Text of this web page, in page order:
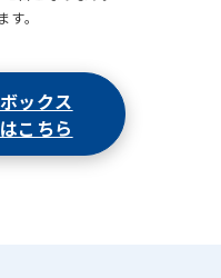
。
ックス
こちら